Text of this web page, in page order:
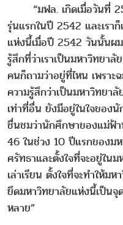
“มฟล. เกิดเมื่อวันที่
รุ่นแรกในปี 2542 และเรา
แห่งนี้เมื่อปี 2542 วันนั้นผ
รู้สึกที่ว่าเราเป็นมหาวิทยาลั
คนก็ถามว่าอยู่ที่ไหน เพราะ
ความรู้สึกว่าเป็นมหาวิทยา
เท่าที่อื่น ยังมีอยู่ในใจขอ
ชื่นชมว่านักศึกษาของแม่ฟ้
46 ในช่วง 10 ปีแรกของม
ศรัทธาและตั้งใจที่จะอยู่ใน
เล่าเรียน ตั้งใจที่จะทำให้ม
ยึดมหาวิทยาลัยแห่งนี้เป็นจุ
หลาย”